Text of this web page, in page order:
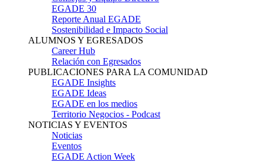
EGADE 30
Reporte Anual EGADE
Sostenibilidad e Impacto Social
ALUMNOS Y EGRESADOS
Career Hub
Relación con Egresados
PUBLICACIONES PARA LA COMUNIDAD
EGADE Insights
EGADE Ideas
EGADE en los medios
Territorio Negocios - Podcast
NOTICIAS Y EVENTOS
Noticias
Eventos
EGADE Action Week